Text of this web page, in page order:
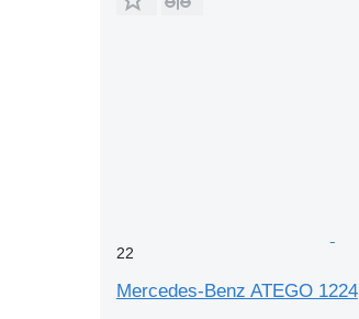
22
Mercedes-Benz ATEGO 1224